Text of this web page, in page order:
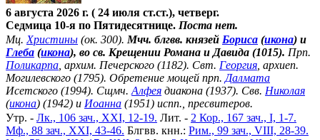
6 августа 2026 г. ( 24 июля ст.ст.), четверг.
Седмица 10-я по Пятидесятнице. Поста нет.
Мц. Христины (ок. 300). Мчч. блгвв. князей Бориса (икона) и
Глеба (икона), во св. Крещении Романа и Давида (1015). Прп.
Поликарпа , архим. Печерского (1182). Свт. Георгия , архиеп.
Могилевского (1795). Обретение мощей прп. Далмата
Исетского (1994). Сщмч. Алфея диакона (1937). Свв. Николая
(икона) (1942) и Иоанна (1951) испп., пресвитеров.
Утр. - Лк., 106 зач., XXI, 12-19. Лит. - 2 Кор., 167 зач., I, 1-7.
Мф., 88 зач., XXI, 43-46. Блгвв. кнн.: Рим., 99 зач., VIII, 28-39.